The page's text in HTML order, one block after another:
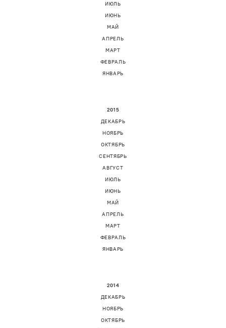
ИЮЛЬ
ИЮНЬ
МАЙ
АПРЕЛЬ
МАРТ
ФЕВРАЛЬ
ЯНВАРЬ
2015
ДЕКАБРЬ
НОЯБРЬ
ОКТЯБРЬ
СЕНТЯБРЬ
АВГУСТ
ИЮЛЬ
ИЮНЬ
МАЙ
АПРЕЛЬ
МАРТ
ФЕВРАЛЬ
ЯНВАРЬ
2014
ДЕКАБРЬ
НОЯБРЬ
ОКТЯБРЬ